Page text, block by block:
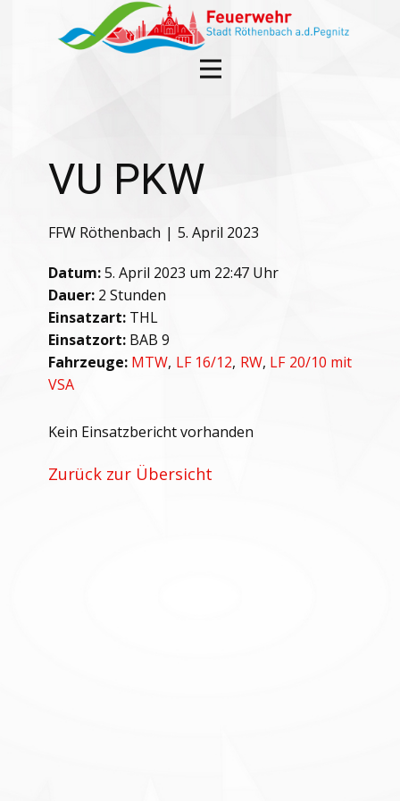
VU PKW
FFW Röthenbach 5. April 2023
Datum:5. April 2023 um 22:47 Uhr
Dauer: 2 Stunden
Einsatzart: THL
Einsatzort: BAB 9
Fahrzeuge: MTW, LF 16/12, RW, LF 20/10 mit
VSA
Kein Einsatzbericht vorhanden
Zurück zur Übersicht